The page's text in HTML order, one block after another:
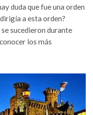
duda que fue una orden
a esta orden?
sucedieron durante
los más